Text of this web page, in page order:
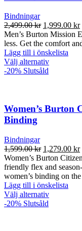
De
alternativen
kan
väljas
på
Bindningar
2,499.00kr Det
ursprungliga
priset
var:
2,499.00 kr.
1,999.00 kr
Men’s Burton Mission
less. Get the comfort
Lägg till i önskelista
Välj alternativDen
varianter.
De
väljas
på
-20% Slutsåld
Women’s Burton
Binding
Bindningar
1,599.00kr Det
ursprungliga
priset
var:
1,599.00 kr.
1,279.00 kr
Women’s Burton
friendly flex and
women’s binding on
Lägg till i önskelista
Välj alternativDen
-20% Slutsåld